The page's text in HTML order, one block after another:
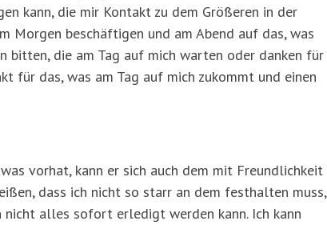
kann, die mir Kontakt zu dem Größeren in der
Morgen beschäftigen und am Abend auf das, was
bitten, die am Tag auf mich warten oder danken für
für das, was am Tag auf mich zukommt und einen
vorhat, kann er sich auch dem mit Freundlichkeit
dass ich nicht so starr an dem festhalten muss,
nicht alles sofort erledigt werden kann. Ich kann